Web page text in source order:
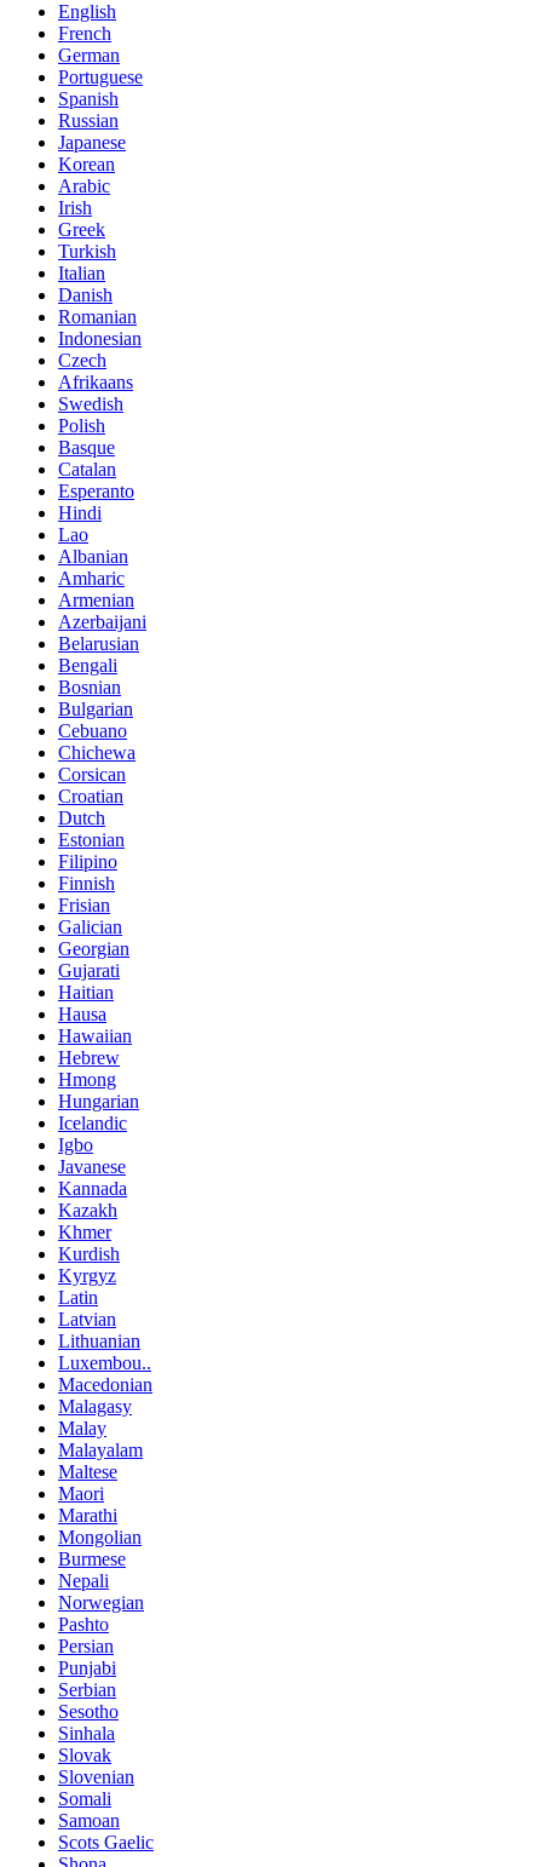
English
French
German
Portuguese
Spanish
Russian
Japanese
Korean
Arabic
Irish
Greek
Turkish
Italian
Danish
Romanian
Indonesian
Czech
Afrikaans
Swedish
Polish
Basque
Catalan
Esperanto
Hindi
Lao
Albanian
Amharic
Armenian
Azerbaijani
Belarusian
Bengali
Bosnian
Bulgarian
Cebuano
Chichewa
Corsican
Croatian
Dutch
Estonian
Filipino
Finnish
Frisian
Galician
Georgian
Gujarati
Haitian
Hausa
Hawaiian
Hebrew
Hmong
Hungarian
Icelandic
Igbo
Javanese
Kannada
Kazakh
Khmer
Kurdish
Kyrgyz
Latin
Latvian
Lithuanian
Luxembou..
Macedonian
Malagasy
Malay
Malayalam
Maltese
Maori
Marathi
Mongolian
Burmese
Nepali
Norwegian
Pashto
Persian
Punjabi
Serbian
Sesotho
Sinhala
Slovak
Slovenian
Somali
Samoan
Scots Gaelic